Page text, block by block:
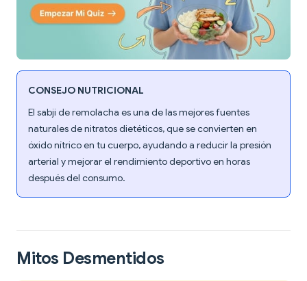
CONSEJO NUTRICIONAL
El sabji de remolacha es una de las mejores fuentes
naturales de nitratos dietéticos, que se convierten en
óxido nítrico en tu cuerpo, ayudando a reducir la presión
arterial y mejorar el rendimiento deportivo en horas
después del consumo.
Mitos Desmentidos